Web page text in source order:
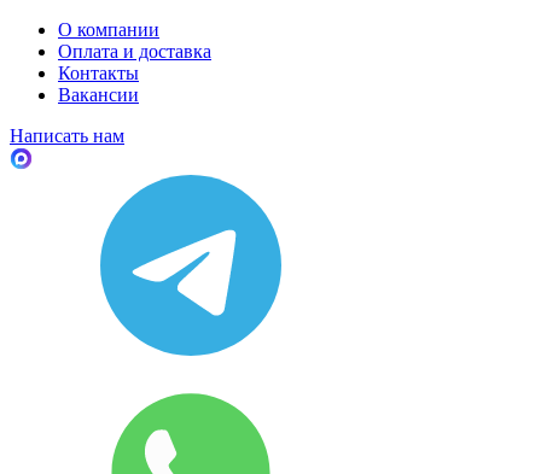
О компании
Оплата и доставка
Контакты
Вакансии
Написать нам